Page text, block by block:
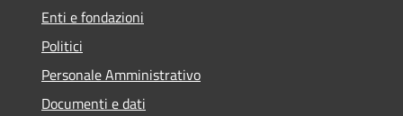
Enti e fondazioni
Politici
Personale Amministrativo
Documenti e dati